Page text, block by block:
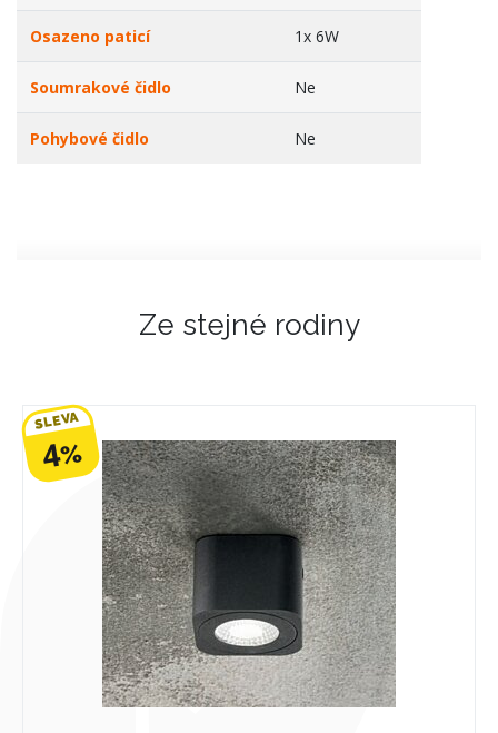
Osazeno paticí 1x 6W
Soumrakové čidlo Ne
Pohybové čidlo Ne
Ze stejné rodiny
SLEVA
4%